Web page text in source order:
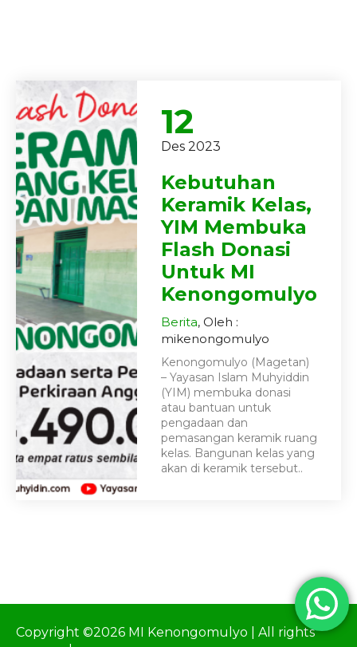
12
Des 2023
Kebutuhan
Keramik Kelas,
YIM Membuka
Flash Donasi
Untuk MI
Kenongomulyo
Berita, Oleh :
mikenongomulyo
Kenongomulyo (Magetan)
– Yayasan Islam Muhyiddin
(YIM) membuka donasi
atau bantuan untuk
pengadaan dan
pemasangan keramik ruang
kelas. Bangunan kelas yang
akan di keramik tersebut..
Copyright ©2026 MI Kenongomulyo | All rights